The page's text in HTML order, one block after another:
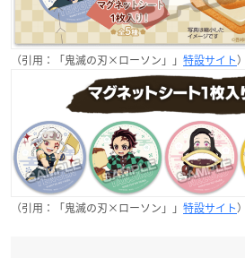
（引用：「鬼滅の刃×ローソン」」 特設サイト）
（引用：「鬼滅の刃×ローソン」」 特設サイト）